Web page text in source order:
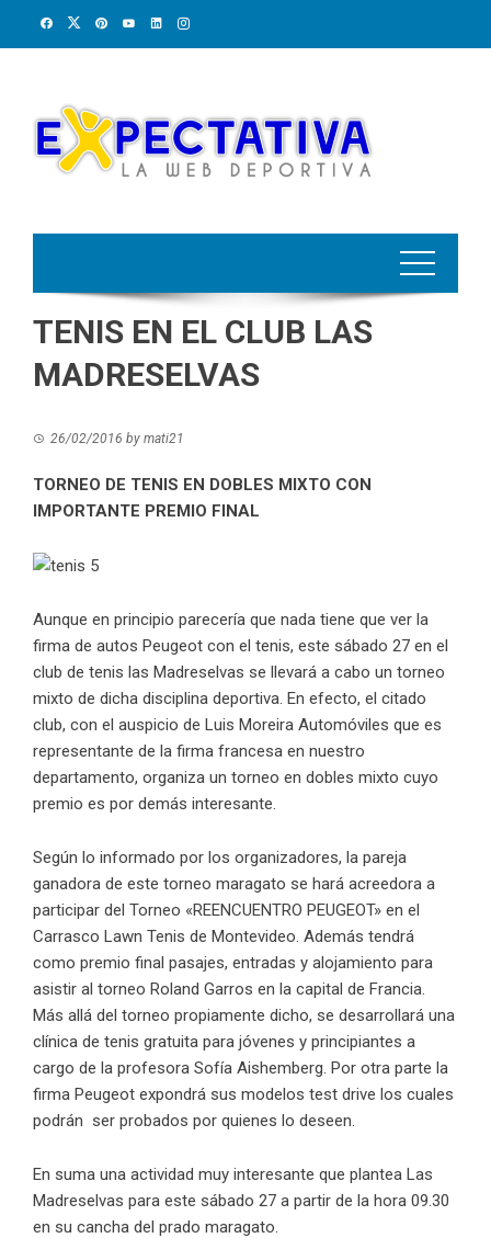
TENIS EN EL CLUB LAS
MADRESELVAS
26/02/2016 by mati21
TORNEO DE TENIS EN DOBLES MIXTO CON
IMPORTANTE PREMIO FINAL
Aunque en principio parecería que nada tiene que ver la
firma de autos Peugeot con el tenis, este sábado 27 en el
club de tenis las Madreselvas se llevará a cabo un torneo
mixto de dicha disciplina deportiva. En efecto, el citado
club, con el auspicio de Luis Moreira Automóviles que es
representante de la firma francesa en nuestro
departamento, organiza un torneo en dobles mixto cuyo
premio es por demás interesante.
Según lo informado por los organizadores, la pareja
ganadora de este torneo maragato se hará acreedora a
participar del Torneo «REENCUENTRO PEUGEOT» en el
Carrasco Lawn Tenis de Montevideo. Además tendrá
como premio final pasajes, entradas y alojamiento para
asistir al torneo Roland Garros en la capital de Francia.
Más allá del torneo propiamente dicho, se desarrollará una
clínica de tenis gratuita para jóvenes y principiantes a
cargo de la profesora Sofía Aishemberg. Por otra parte la
firma Peugeot expondrá sus modelos test drive los cuales
podrán ser probados por quienes lo deseen.
En suma una actividad muy interesante que plantea Las
Madreselvas para este sábado 27 a partir de la hora 09.30
en su cancha del prado maragato.